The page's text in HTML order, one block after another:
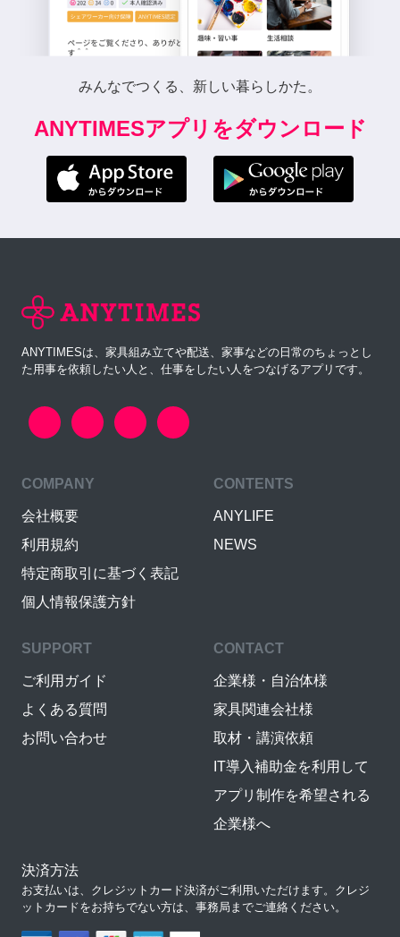
みんなでつくる、新しい暮らしかた。
ANYTIMESアプリをダウンロード
ANYTIMESは、家具組み立てや配送、家事などの日常のちょっとし
た用事を依頼したい人と、仕事をしたい人をつなげるアプリです。
COMPANY
会社概要
利用規約
特定商取引に基づく表記
個人情報保護方針
CONTENTS
ANYLIFE
NEWS
SUPPORT
ご利用ガイド
よくある質問
お問い合わせ
CONTACT
企業様・自治体様
家具関連会社様
取材・講演依頼
IT導入補助金を利用して
アプリ制作を希望される
企業様へ
決済方法
お支払いは、クレジットカード決済がご利用いただけます。クレジ
ットカードをお持ちでない方は、事務局までご連絡ください。